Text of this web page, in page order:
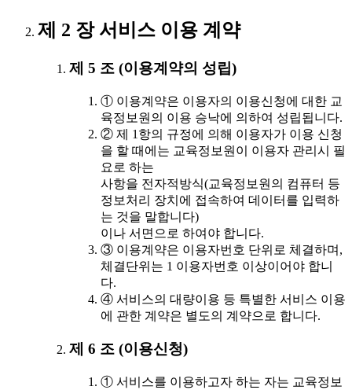
제 2 장 서비스 이용 계약
제 5 조 (이용계약의 성립)
① 이용계약은 이용자의 이용신청에 대한 교
육정보원의 이용 승낙에 의하여 성립됩니다.
② 제 1항의 규정에 의해 이용자가 이용 신청
을 할 때에는 교육정보원이 이용자 관리시 필
요로 하는
사항을 전자적방식(교육정보원의 컴퓨터 등
정보처리 장치에 접속하여 데이터를 입력하
는 것을 말합니다)
이나 서면으로 하여야 합니다.
③ 이용계약은 이용자번호 단위로 체결하며,
체결단위는 1 이용자번호 이상이어야 합니
다.
④ 서비스의 대량이용 등 특별한 서비스 이용
에 관한 계약은 별도의 계약으로 합니다.
제 6 조 (이용신청)
① 서비스를 이용하고자 하는 자는 교육정보